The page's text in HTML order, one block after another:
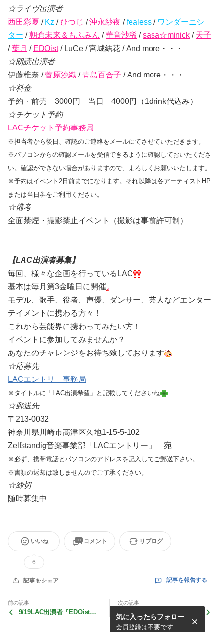
☆ライヴ出演者
西田彩夏 / Kz /ひつじ /沖永紗夜 /fealess / ワンダーニシ
ター /朝倉未来＆もふみん /華音沙稀 /sasa☆minick / 天子
/葉月 / EDOist/ LuCe / 宮城結花 / And more・・・
☆朗読出演者
伊藤椎奈 /菅原沙織 /青島百合子 / And more・・・
☆料金
予約・前売 3000円 当日 4000円（1drink代込み）
☆チケット予約
LACチケット予約事務局
※担当者から後日、確認のご連絡をメールにてさせていただきます。
※パソコンからの確認メールを受信できるように確認しておいたくださ
い。確認ができない場合がありますので、よろしくお願いいたします。
※予約はイベント2日前までになります。それ以降は各アーティストHP
または当日券をご利用ください。
☆備考
全面禁煙・撮影禁止イベント（撮影は事前許可制）
【LAC出演者募集】
毎回、様々な企画を行っているLAC
基本は毎月第3金曜日に開催
モデル、歌手、役者、声優、ダンサー、芸人などエンター
テイメントに携わる方々！
これから芸能界に携わってみたい方！
イベントに参加してみませんか？
あなたのチャレンジをお待ち致しております
☆応募先
LACエントリー事務局
※タイトルに「LAC出演希望」と記載してくださいね
☆郵送先
〒213-0032
神奈川県川崎市高津区久地1-15-5-102
Zelfstandig音楽事業部「LACエントリー」 宛
※必ず、携帯電話とパソコンのアドレスを記入してご郵送下さい。
※書類の返却は致しませんのでご了承ください。
☆締切
随時募集中
いいね
6
コメント リブログ
記事をシェア 記事を報告する
前の記事
9/19LAC出演者『EDOist』
次の記事
9/19LAC出演者『天子』プロ
フィール！
気に入ったらフォロー
会員登録は不要です